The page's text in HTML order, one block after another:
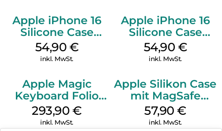
Apple iPhone 16
Silicone Case
MagSafe Black
54,90 €
inkl. MwSt.
Apple iPhone 16
Silicone Case
MagSafe Lake
Green
54,90 €
inkl. MwSt.
Apple Magic
Keyboard Folio
iPad 10.9″ (10.Gen.)
Weiß
293,90€
inkl. MwSt.
Apple Silikon Case
mit MagSafe
iPhone 14 Pro
(PRODUCT)RED
57,90€
inkl. MwSt.